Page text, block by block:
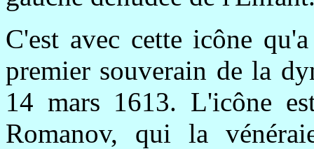
C'est avec cette icône
premier souverain de la
14 mars 1613. L'icône
Romanov, qui la